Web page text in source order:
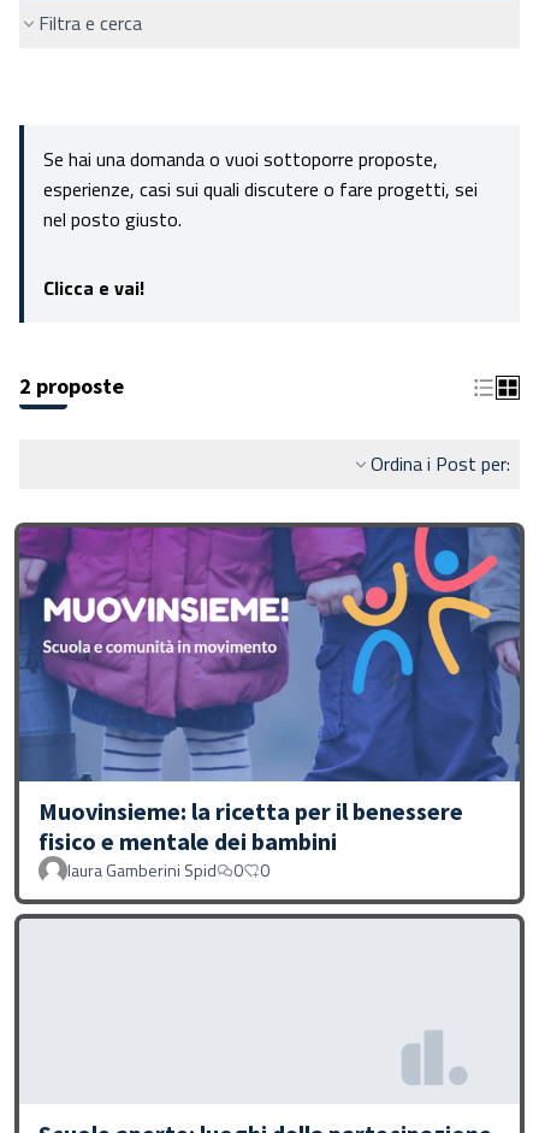
Filtra e cerca
Se hai una domanda o vuoi sottoporre proposte,
esperienze, casi sui quali discutere o fare progetti, sei
nel posto giusto.
Clicca e vai!
2 proposte
Ordina i Post per:
Muovinsieme: la ricetta per il benessere
fisico e mentale dei bambini
laura Gamberini Spid 0 0